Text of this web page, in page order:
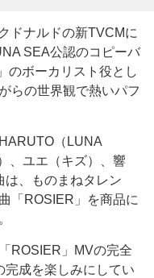
ドナルドの新TVCMに
SEA公認のコピーバ
のボーカリスト役とし
らの世界観で熱いパフ
（LUNA
、ユエ（キズ）、響
は、ものまねタレン
「ROSIER」を商品に
ROSIER」MVの完全
成を楽しみにしてい